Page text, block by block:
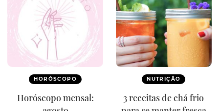
HORÓSCOPO
Horóscopo mensal:
NUTRIÇÃO
3 receitas de chá frio